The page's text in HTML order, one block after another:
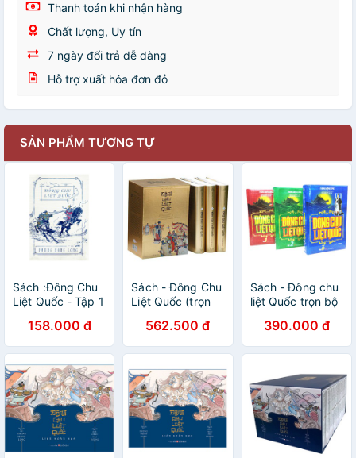
Thanh toán khi nhận hàng
Chất lượng, Uy tín
7 ngày đổi trả dễ dàng
Hỗ trợ xuất hóa đơn đỏ
SẢN PHẨM TƯƠNG TỰ
Sách :Đông Chu
Liệt Quốc - Tập 1
158.000 đ
Sách - Đông Chu
Liệt Quốc (trọn
562.500 đ
Sách - Đông chu
liệt Quốc trọn bộ
390.000 đ